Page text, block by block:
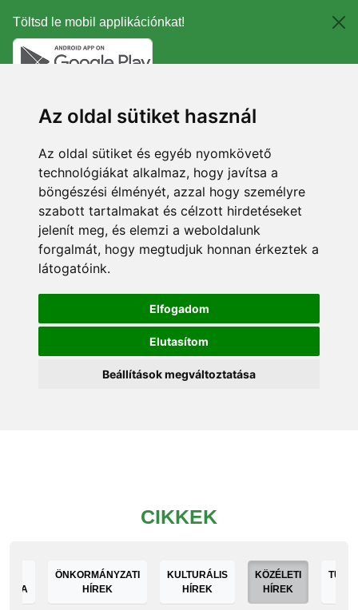
Töltsd le mobil applikációnkat!
Az oldal sütiket használ
Az oldal sütiket és egyéb nyomkövető
technológiákat alkalmaz, hogy javítsa a
böngészési élményét, azzal hogy személyre
szabott tartalmakat és célzott hirdetéseket
jelenít meg, és elemzi a weboldalunk
forgalmát, hogy megtudjuk honnan érkeztek a
látogatóink.
Elfogadom
Elutasítom
Beállítások megváltoztatása
CIKKEK
ÖNKORMÁNYZATI
HÍREK
KULTURÁLIS
HÍREK
KÖZÉLETI
HÍREK